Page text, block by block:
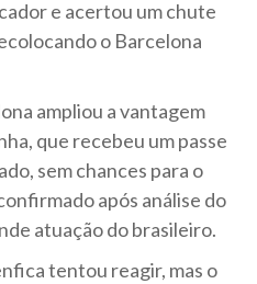
e acertou um chute
o Barcelona
ampliou a vantagem
que recebeu um passe
sem chances para o
após análise do
atuação do brasileiro.
tentou reagir, mas o